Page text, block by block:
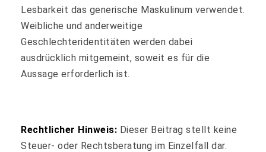
Lesbarkeit das generische Maskulinum verwendet.
Weibliche und anderweitige
Geschlechteridentitäten werden dabei
ausdrücklich mitgemeint, soweit es für die
Aussage erforderlich ist.
Rechtlicher Hinweis: Dieser Beitrag stellt keine
Steuer- oder Rechtsberatung im Einzelfall dar.